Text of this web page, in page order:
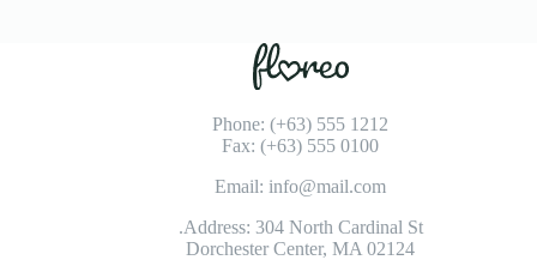
Phone: (+63) 555 1212
Fax: (+63) 555 0100
Email: info@mail.com
Address: 304 North Cardinal St.
Dorchester Center, MA 02124